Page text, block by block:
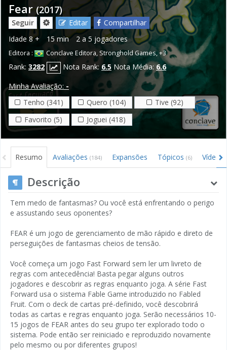
Fear (2017)
Seguir Editar
Compartilhar
Idade 8 + 15 min 2 a 5 jogadores
Editora : Conclave Editora,Stronghold Games,+3
Rank: 3282 Nota Rank:6.5 Nota Média: 6.6
Minha Avaliação: -
Tenho (341)
Quero (104)
Tive (92)
Favorito (5)
Joguei (418)
Resumo Avaliações (184) Expansões Tópicos (6) Vídeos
Descrição
Tem medo de fantasmas? Ou você está enfrentando o perigo
e assustando seus oponentes?
FEAR é um jogo de gerenciamento de mão rápido e direto de
perseguições de fantasmas cheios de tensão.
Você começa um jogo Fast Forward sem ler um livreto de
regras com antecedência! Basta pegar alguns outros
jogadores e descobrir as regras enquanto joga. A série Fast
Forward usa o sistema Fable Game introduzido no Fabled
Fruit. Com o deck de cartas pré-definido, você descobrirá
todas as cartas e regras enquanto joga. Serão necessários 10-
15 jogos de FEAR antes do seu grupo ter explorado todo o
sistema. Pode então ser reiniciado e reproduzido novamente
pelo mesmo ou por diferentes grupos!